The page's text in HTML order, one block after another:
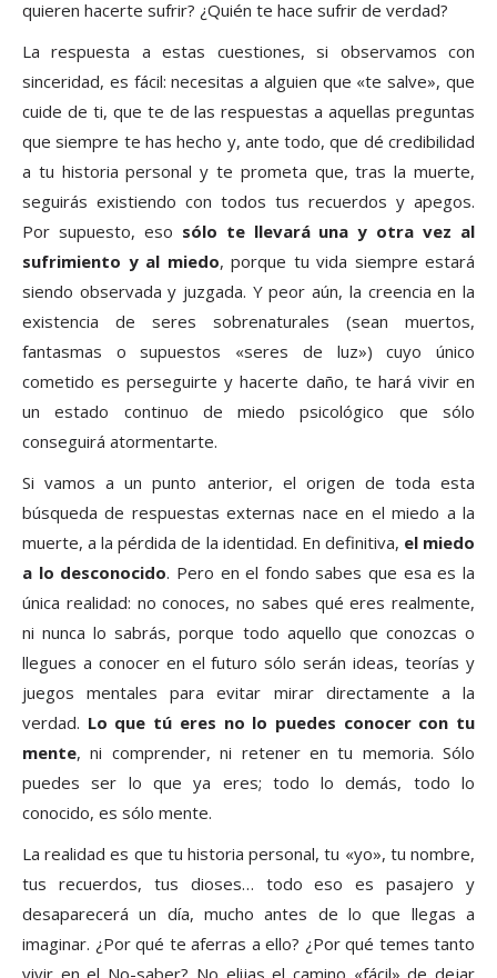
quieren hacerte sufrir? ¿Quién te hace sufrir de verdad?
La respuesta a estas cuestiones, si observamos con
sinceridad, es fácil: necesitas a alguien que «te salve», que
cuide de ti, que te de las respuestas a aquellas preguntas
que siempre te has hecho y, ante todo, que dé credibilidad
a tu historia personal y te prometa que, tras la muerte,
seguirás existiendo con todos tus recuerdos y apegos.
Por supuesto, eso sólo te llevará una y otra vez al
sufrimiento y al miedo, porque tu vida siempre estará
siendo observada y juzgada. Y peor aún, la creencia en la
existencia de seres sobrenaturales (sean muertos,
fantasmas o supuestos «seres de luz») cuyo único
cometido es perseguirte y hacerte daño, te hará vivir en
un estado continuo de miedo psicológico que sólo
conseguirá atormentarte.
Si vamos a un punto anterior, el origen de toda esta
búsqueda de respuestas externas nace en el miedo a la
muerte, a la pérdida de la identidad. En definitiva, el miedo
a lo desconocido. Pero en el fondo sabes que esa es la
única realidad: no conoces, no sabes qué eres realmente,
ni nunca lo sabrás, porque todo aquello que conozcas o
llegues a conocer en el futuro sólo serán ideas, teorías y
juegos mentales para evitar mirar directamente a la
verdad. Lo que tú eres no lo puedes conocer con tu
mente, ni comprender, ni retener en tu memoria. Sólo
puedes ser lo que ya eres; todo lo demás, todo lo
conocido, es sólo mente.
La realidad es que tu historia personal, tu «yo», tu nombre,
tus recuerdos, tus dioses… todo eso es pasajero y
desaparecerá un día, mucho antes de lo que llegas a
imaginar. ¿Por qué te aferras a ello? ¿Por qué temes tanto
vivir en el No-saber? No elijas el camino «fácil» de dejar